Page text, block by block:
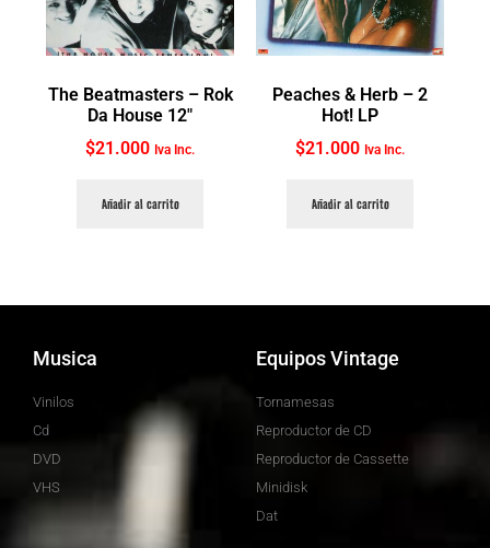
The Beatmasters ‎– Rok
Da House 12″
$21.000 Iva Inc.
Añadir al carrito
Peaches & Herb ‎– 2
Hot! LP
$21.000 Iva Inc.
Añadir al carrito
Musica
Vinilos
Cd
DVD
VHS
Equipos Vintage
Tornamesas
Reproductor de CD
Reproductor de Cassette
Minidisk
Dat